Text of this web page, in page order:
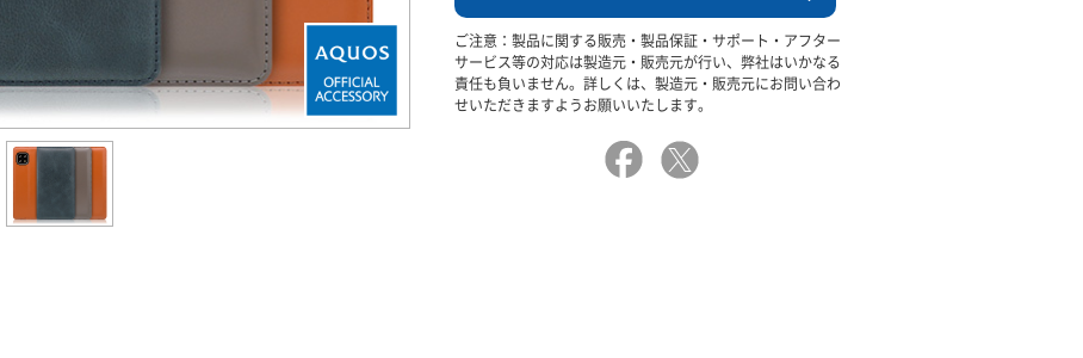
ご注意：製品に関する販売・製品保証・サポート・アフター
サービス等の対応は製造元・販売元が行い、弊社はいかなる
責任も負いません。詳しくは、製造元・販売元にお問い合わ
せいただきますようお願いいたします。